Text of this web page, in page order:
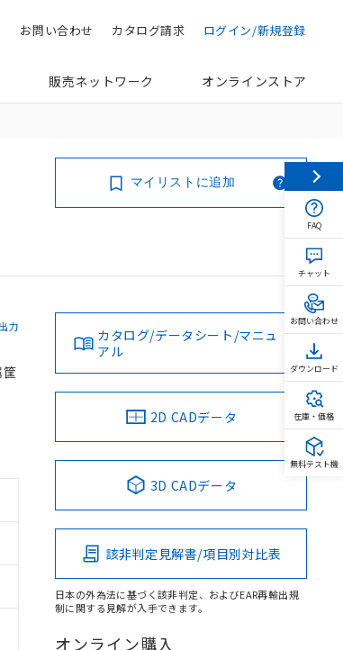
検索 ログイン/新規登録
カタログ請求
お問い合わせ
販売ネットワーク オンラインストア
マイリストに追加
力
カタログ/データシート/マニュ
アル
2D CADデータ
3D CADデータ
該非判定見解書/項目別対比表
日本の外為法に基づく該非判定、およびEAR再輸出規
制に関する見解が入手できます。
オンライン購入
FAQ
チャット
お問い合わせ
ダウンロード
在庫・価格
無料テスト機